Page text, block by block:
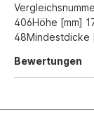
406Höhe [mm]
48Mindestdicke
Bewertungen